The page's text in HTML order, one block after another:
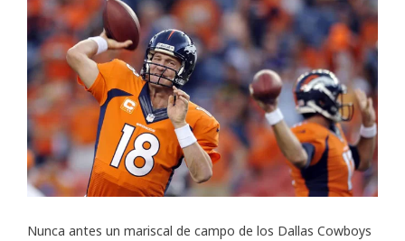
Nunca antes un mariscal de campo de los Dallas Cowboys